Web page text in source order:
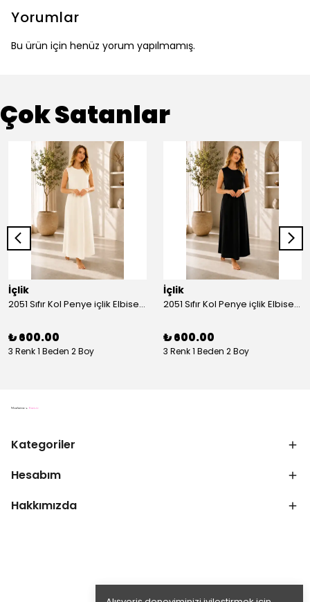
Yorumlar
Bu ürün için henüz yorum yapılmamış.
Çok Satanlar
İçlik
2051 Sıfır Kol Penye içlik Elbise - Ekru
₺ 600.00
3 Renk 1 Beden 2 Boy
İçlik
2051 Sıfır Kol Penye içlik Elbise - Siyah
₺ 600.00
3 Renk 1 Beden 2 Boy
Kategoriler
Hesabım
Hakkımızda